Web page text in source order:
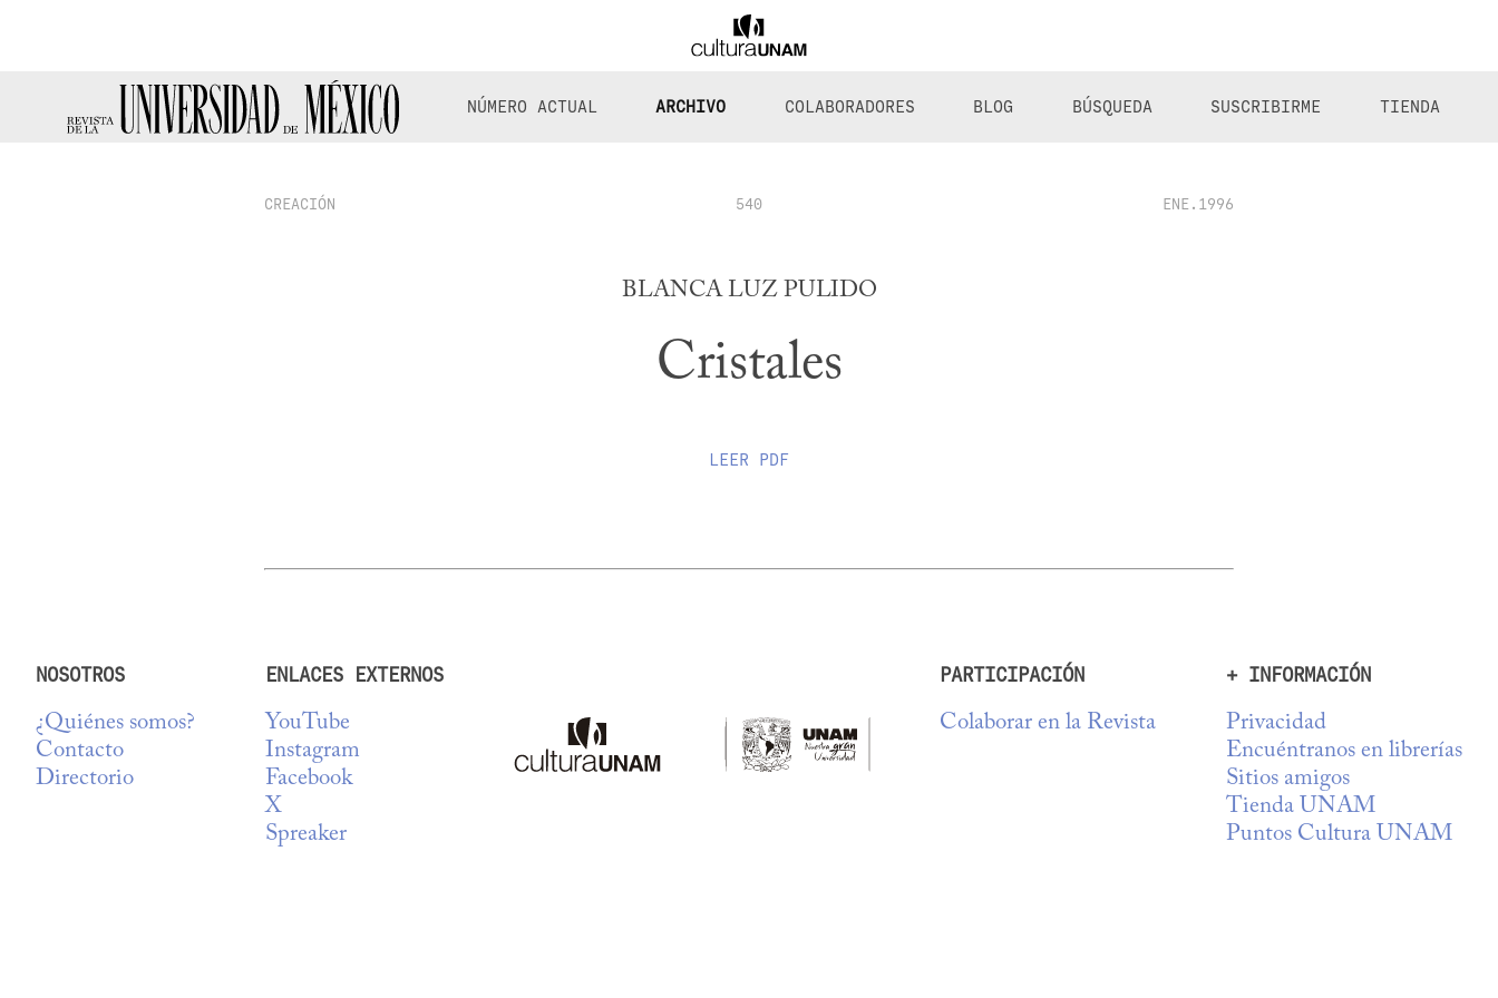
NÚMERO ACTUAL ARCHIVO COLABORADORES BLOG BÚSQUEDA SUSCRIBIRME TIENDA
CREACIÓN 540 ENE.1996
BLANCA LUZ PULIDO
Cristales
LEER PDF
NOSOTROS
¿Quiénes somos?
Contacto
Directorio
ENLACES EXTERNOS
YouTube
Instagram
Facebook
X
Spreaker
PARTICIPACIÓN
Colaborar en la Revista
+ INFORMACIÓN
Privacidad
Encuéntranos en librerías
Sitios amigos
Tienda UNAM
Puntos Cultura UNAM